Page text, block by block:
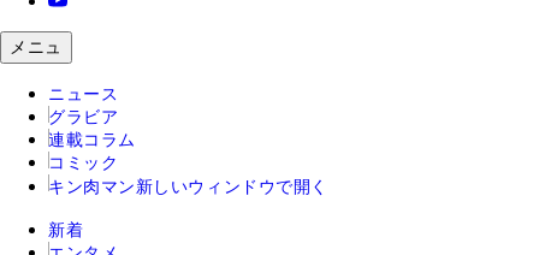
メニュ
ニュース
グラビア
連載コラム
コミック
キン肉マン 新しいウィンドウで開く
新着